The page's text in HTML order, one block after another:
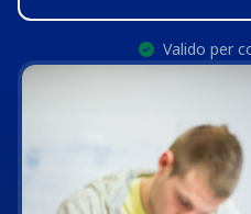
Valido per